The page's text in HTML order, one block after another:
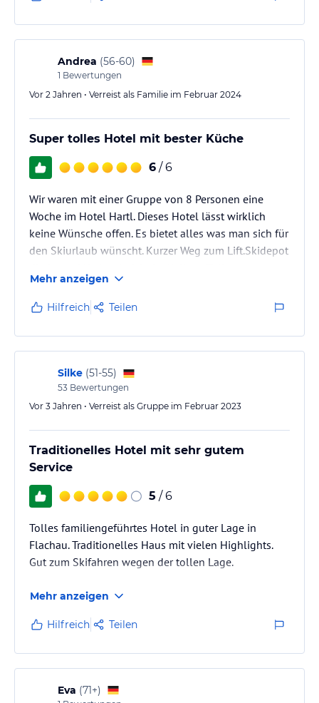
Andrea (56-60)
1 Bewertungen
Vor 2 Jahren • Verreist als Familie im Februar 2024
Super tolles Hotel mit bester Küche
6 / 6
Wir waren mit einer Gruppe von 8 Personen eine
Woche im Hotel Hartl. Dieses Hotel lässt wirklich
keine Wünsche offen. Es bietet alles was man sich für
den Skiurlaub wünscht. Kurzer Weg zum Lift.Skidepot
Wellnessbereich und Schwimmbad. Super leckeres
sehr durchdachtes Essen. Es gab keinen Tag an dem
es uns nicht geschmeckt hat. 3 Hauptgerichte stehen
täglich zur Auswahl. ( auch immer Vegetarisch) .Bei
unserem Pauschalpreis war der Skipass und das
Skidepot inkl.Ein sehr…
Mehr anzeigen
Hilfreich Teilen
Silke (51-55)
53 Bewertungen
Vor 3 Jahren • Verreist als Gruppe im Februar 2023
Traditionelles Hotel mit sehr gutem
Service
5 / 6
Tolles familiengeführtes Hotel in guter Lage in
Flachau. Traditionelles Haus mit vielen Highlights.
Gut zum Skifahren wegen der tollen Lage.
Mehr anzeigen
Hilfreich Teilen
Eva (71+)